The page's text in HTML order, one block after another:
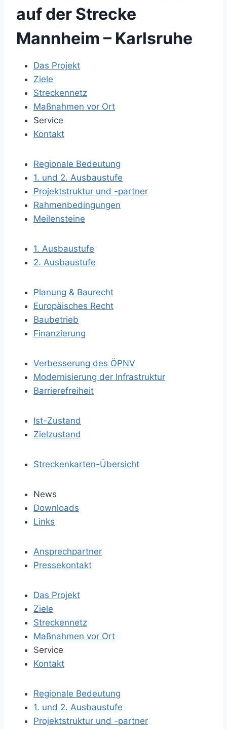
auf der Strecke
Mannheim – Karlsruhe
Das Projekt
Ziele
Streckennetz
Maßnahmen vor Ort
Service
Kontakt
Regionale Bedeutung
1. und 2. Ausbaustufe
Projektstruktur und -partner
Rahmenbedingungen
Meilensteine
1. Ausbaustufe
2. Ausbaustufe
Planung & Baurecht
Europäisches Recht
Baubetrieb
Finanzierung
Verbesserung des ÖPNV
Modernisierung der Infrastruktur
Barrierefreiheit
Ist-Zustand
Zielzustand
Streckenkarten-Übersicht
News
Downloads
Links
Ansprechpartner
Pressekontakt
Das Projekt
Ziele
Streckennetz
Maßnahmen vor Ort
Service
Kontakt
Regionale Bedeutung
1. und 2. Ausbaustufe
Projektstruktur und -partner